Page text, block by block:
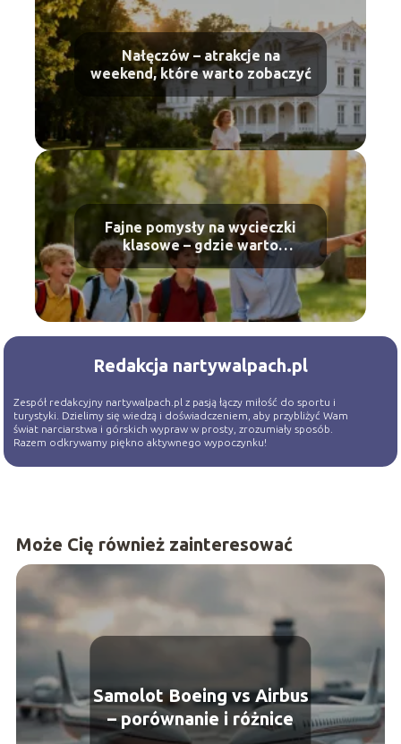
Nałęczów – atrakcje na
weekend, które warto zobaczyć
Fajne pomysły na wycieczki
klasowe – gdzie warto
pojechać?
Redakcja nartywalpach.pl
Zespół redakcyjny nartywalpach.pl z pasją łączy miłość do sportu i
turystyki. Dzielimy się wiedzą i doświadczeniem, aby przybliżyć Wam
świat narciarstwa i górskich wypraw w prosty, zrozumiały sposób.
Razem odkrywamy piękno aktywnego wypoczynku!
Może Cię również zainteresować
Samolot Boeing vs Airbus
– porównanie i różnice